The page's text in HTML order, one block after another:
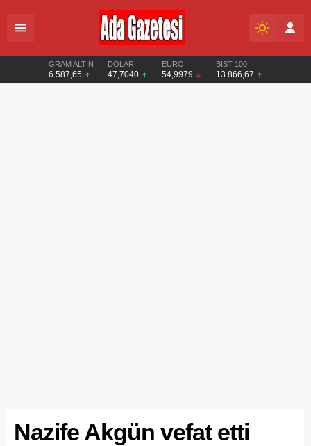
GRAM ALTIN
6.587,65
DOLAR
47,7040
EURO
54,9979
BIST 100
13.866,67
Nazife Akgün vefat etti